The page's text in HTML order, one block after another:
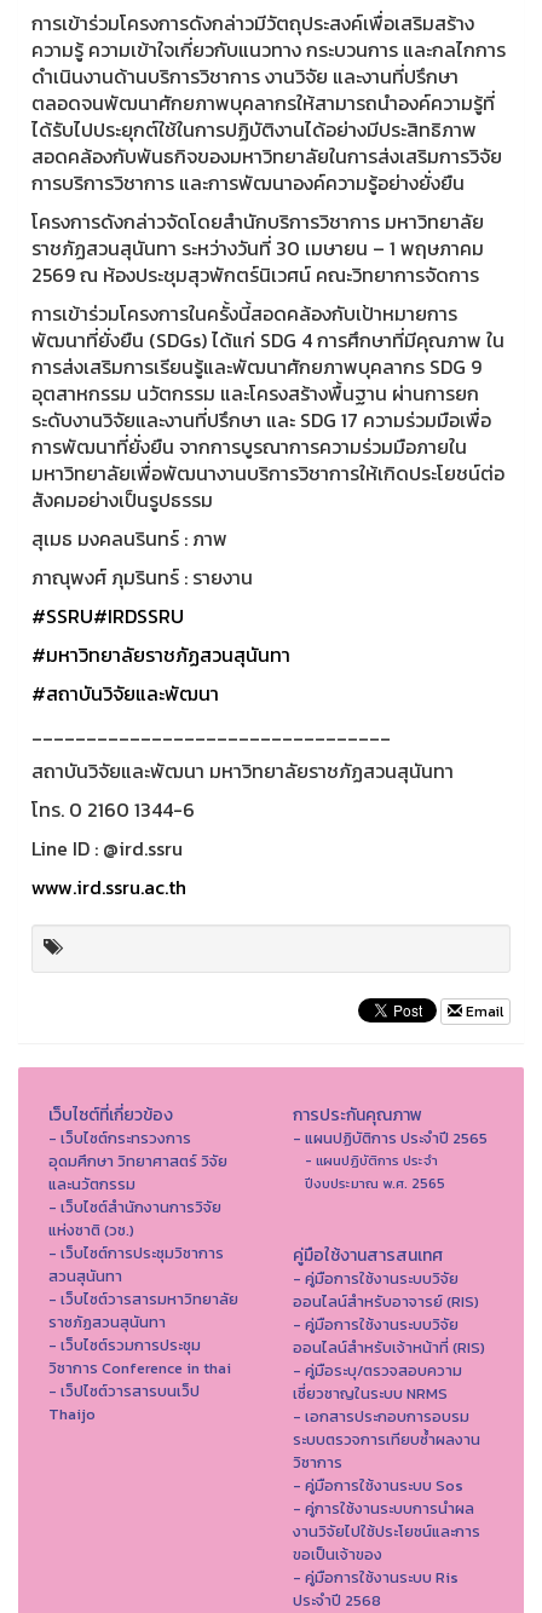
การเข้าร่วมโครงการดังกล่าวมีวัตถุประสงค์เพื่อเสริมสร้าง
ความรู้ ความเข้าใจเกี่ยวกับแนวทาง กระบวนการ และกลไกการ
ดำเนินงานด้านบริการวิชาการ งานวิจัย และงานที่ปรึกษา
ตลอดจนพัฒนาศักยภาพบุคลากรให้สามารถนำองค์ความรู้ที่
ได้รับไปประยุกต์ใช้ในการปฏิบัติงานได้อย่างมีประสิทธิภาพ
สอดคล้องกับพันธกิจของมหาวิทยาลัยในการส่งเสริมการวิจัย
การบริการวิชาการ และการพัฒนาองค์ความรู้อย่างยั่งยืน
โครงการดังกล่าวจัดโดยสำนักบริการวิชาการ มหาวิทยาลัย
ราชภัฏสวนสุนันทา ระหว่างวันที่ 30 เมษายน – 1 พฤษภาคม
2569 ณ ห้องประชุมสุวพักตร์นิเวศน์ คณะวิทยาการจัดการ
การเข้าร่วมโครงการในครั้งนี้สอดคล้องกับเป้าหมายการ
พัฒนาที่ยั่งยืน (SDGs) ได้แก่ SDG 4 การศึกษาที่มีคุณภาพ ใน
การส่งเสริมการเรียนรู้และพัฒนาศักยภาพบุคลากร SDG 9
อุตสาหกรรม นวัตกรรม และโครงสร้างพื้นฐาน ผ่านการยก
ระดับงานวิจัยและงานที่ปรึกษา และ SDG 17 ความร่วมมือเพื่อ
การพัฒนาที่ยั่งยืน จากการบูรณาการความร่วมมือภายใน
มหาวิทยาลัยเพื่อพัฒนางานบริการวิชาการให้เกิดประโยชน์ต่อ
สังคมอย่างเป็นรูปธรรม
สุเมธ มงคลนรินทร์ : ภาพ
ภาณุพงศ์ ภุมรินทร์ : รายงาน
#SSRU#IRDSSRU
#มหาวิทยาลัยราชภัฏสวนสุนันทา
#สถาบันวิจัยและพัฒนา
_________________________________
สถาบันวิจัยและพัฒนา มหาวิทยาลัยราชภัฏสวนสุนันทา
โทร. 0 2160 1344-6
Line ID : @ird.ssru
www.ird.ssru.ac.th
Email
เว็บไซต์ที่เกี่ยวข้อง
- เว็บไซต์กระทรวงการ
อุดมศึกษา วิทยาศาสตร์ วิจัย
และนวัตกรรม
- เว็บไซต์สำนักงานการวิจัย
แห่งชาติ (วช.)
- เว็บไซต์การประชุมวิชาการ
สวนสุนันทา
- เว็บไซต์วารสารมหาวิทยาลัย
ราชภัฏสวนสุนันทา
- เว็บไซต์รวมการประชุม
วิชาการ Conference in thai
- เว็ปไซต์วารสารบนเว็ป
Thaijo
การประกันคุณภาพ
- แผนปฏิบัติการ ประจำปี 2565
- แผนปฏิบัติการ ประจำ
ปีงบประมาณ พ.ศ. 2565
คู่มือใช้งานสารสนเทศ
- คู่มือการใช้งานระบบวิจัย
ออนไลน์สำหรับอาจารย์ (RIS)
- คู่มือการใช้งานระบบวิจัย
ออนไลน์สำหรับเจ้าหน้าที่ (RIS)
- คู่มือระบุ/ตรวจสอบความ
เชี่ยวชาญในระบบ NRMS
- เอกสารประกอบการอบรม
ระบบตรวจการเทียบซ้ำผลงาน
วิชาการ
- คู่มือการใช้งานระบบ Sos
- คู่การใช้งานระบบการนำผล
งานวิจัยไปใช้ประโยชน์และการ
ขอเป็นเจ้าของ
- คู่มือการใช้งานระบบ Ris
ประจำปี 2568